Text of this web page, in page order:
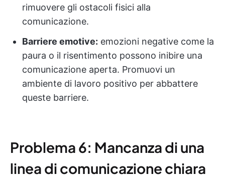
rimuovere gli ostacoli fisici alla
comunicazione.
Barriere emotive: emozioni negative come la
paura o il risentimento possono inibire una
comunicazione aperta. Promuovi un
ambiente di lavoro positivo per abbattere
queste barriere.
Problema 6: Mancanza di una
linea di comunicazione chiara